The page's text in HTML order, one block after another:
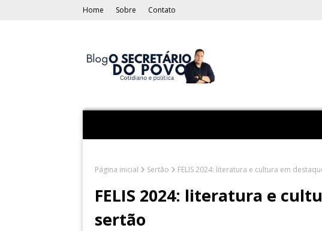
Home Sobre Contato
Página inicial Sertão FELIS 2024: literatura e cultura em
FELIS 2024: literatura e
sertão